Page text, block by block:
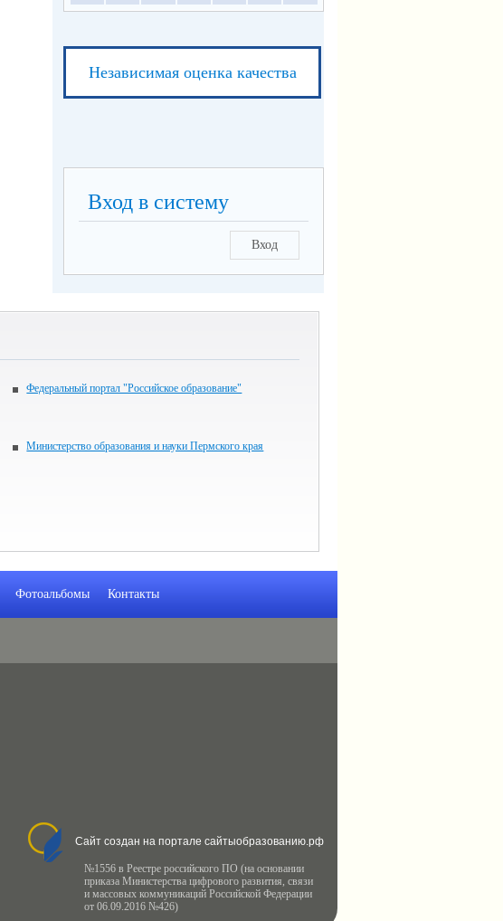
Независимая оценка качества
Вход в систему
Вход
Федеральный портал "Российское образование"
Министерство образования и науки Пермского края
Фотоальбомы Контакты
Сайт создан на портале сайтыобразованию.рф
№1556 в Реестре российского ПО (на основании
приказа Министерства цифрового развития, связи
и массовых коммуникаций Российской Федерации
от 06.09.2016 №426)